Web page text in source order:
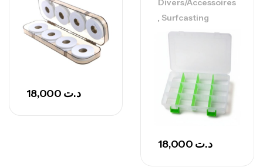
د.ت
Surfcasting
د.ت